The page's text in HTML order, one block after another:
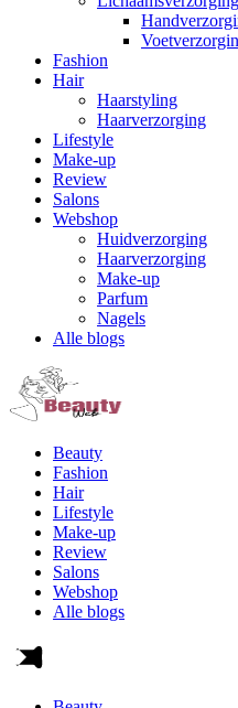
Fashion
Hair
Haarstyling
Haarverzorging
Lifestyle
Make-up
Review
Salons
Webshop
Huidverzorging
Haarverzorging
Make-up
Parfum
Nagels
Alle blogs
Beauty
Fashion
Hair
Lifestyle
Make-up
Review
Salons
Webshop
Alle blogs